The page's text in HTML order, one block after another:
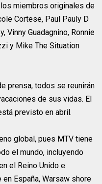
miembros originales de
Cortese, Paul Pauly D
Vinny Guadagnino, Ronnie
y Mike The Situation
prensa, todos se reunirán
de sus vidas. El
previsto en abril.
global, pues MTV tiene
el mundo, incluyendo
el Reino Unido e
España, Warsaw shore